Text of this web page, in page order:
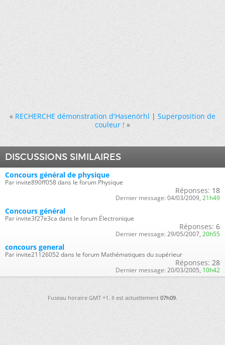
« RECHERCHE démonstration d'Hasenörhl|Superposition de
couleur ! »
DISCUSSIONS SIMILAIRES
Concours général de physique
Par invite890ff058 dans le forum Physique
Réponses: 18
Dernier message: 04/03/2009, 21h49
Concours général
Par invite3f27e3ca dans le forum Électronique
Réponses: 6
Dernier message: 29/05/2007, 20h55
concours general
Par invite21126052 dans le forum Mathématiques du supérieur
Réponses: 28
Dernier message: 20/03/2005, 10h42
Fuseau horaire GMT +1. Il est actuellement07h09.